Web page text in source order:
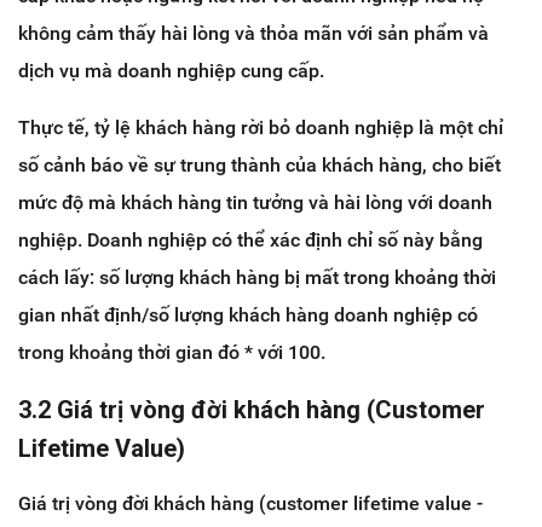
không cảm thấy hài lòng và thỏa mãn với sản phẩm và
dịch vụ mà doanh nghiệp cung cấp.
Thực tế, tỷ lệ khách hàng rời bỏ doanh nghiệp là một chỉ
số cảnh báo về sự trung thành của khách hàng, cho biết
mức độ mà khách hàng tin tưởng và hài lòng với doanh
nghiệp. Doanh nghiệp có thể xác định chỉ số này bằng
cách lấy: số lượng khách hàng bị mất trong khoảng thời
gian nhất định/số lượng khách hàng doanh nghiệp có
trong khoảng thời gian đó * với 100.
3.2 Giá trị vòng đời khách hàng (Customer
Lifetime Value)
Giá trị vòng đời khách hàng (customer lifetime value -